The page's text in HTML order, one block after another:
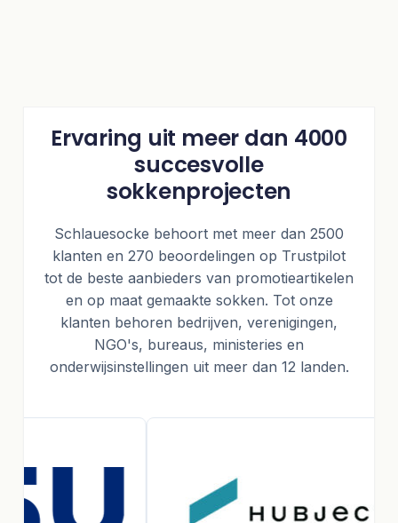
Ervaring uit meer dan 4000
succesvolle
sokkenprojecten
Schlauesocke behoort met meer dan 2500
klanten en 270 beoordelingen op Trustpilot
tot de beste aanbieders van promotieartikelen
en op maat gemaakte sokken. Tot onze
klanten behoren bedrijven, verenigingen,
NGO's, bureaus, ministeries en
onderwijsinstellingen uit meer dan 12 landen.